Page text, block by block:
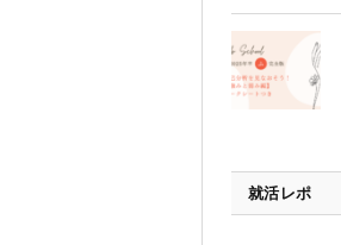
就活レポ